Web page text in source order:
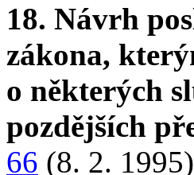
18. Návrh
zákona,
o některých
pozdějších
66 (8. 2. 1995)